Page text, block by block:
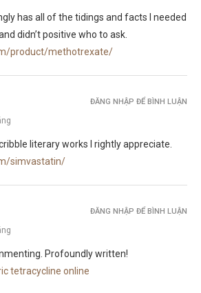
has all of the tidings and facts I needed
didn’t positive who to ask.
product/methotrexate/
literary works I rightly appreciate.
simvastatin/
ĐĂNG NHẬP ĐỂ BÌNH LUẬN
Profoundly written!
tetracycline online
ĐĂNG NHẬP ĐỂ BÌNH LUẬN